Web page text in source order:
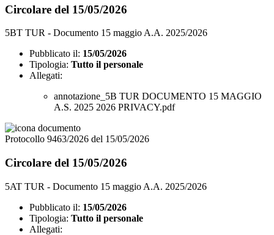
Circolare del 15/05/2026
5BT TUR - Documento 15 maggio A.A. 2025/2026
Pubblicato il: 15/05/2026
Tipologia: Tutto il personale
Allegati:
annotazione_5B TUR DOCUMENTO 15 MAGGIO
A.S. 2025 2026 PRIVACY.pdf
Protocollo 9463/2026 del 15/05/2026
Circolare del 15/05/2026
5AT TUR - Documento 15 maggio A.A. 2025/2026
Pubblicato il: 15/05/2026
Tipologia: Tutto il personale
Allegati: